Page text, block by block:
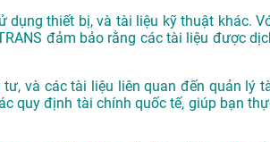
dụng thiết bị, và tài liệu kỹ thuật khác.
đảm bảo rằng các tài liệu được
và các tài liệu liên quan đến quản lý
quy định tài chính quốc tế, giúp bạn